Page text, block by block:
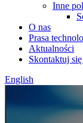
Inne
O nas
Prasa
Aktualności
Skontaktuj
English